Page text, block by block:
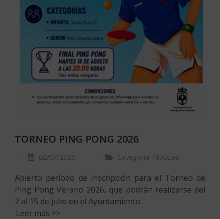
TORNEO PING PONG 2026
02/07/2026 Categoría: Noticias
Abierto período de inscripción para el Torneo de
Ping Pong Verano 2026, que podrán realizarse del
2 al 15 de julio en el Ayuntamiento.
Leer más >>